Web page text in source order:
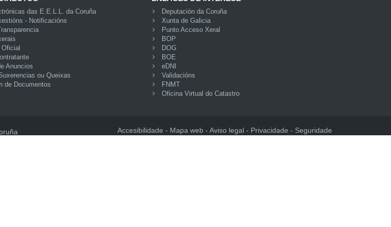
das E.E.L.L. da Coruña
- Notificacións
Anuncios
ou Queixas
de Documentos
Deputación da Coruña
Xunta de Galicia
Punto Acceso Xeral
BOP
DOG
BOE
eDNI
Validacións
FNMT
Oficina Virtual do Catastro
Accesibilidade Mapa web Aviso legal Privacidade Seguridade